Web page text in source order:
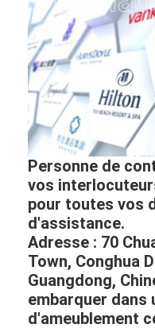
Personne de
vos
pour toutes vos
d'assistance.
Adresse : 70
Town, Conghua
Guangdong,
embarquer dans
d'ameublement